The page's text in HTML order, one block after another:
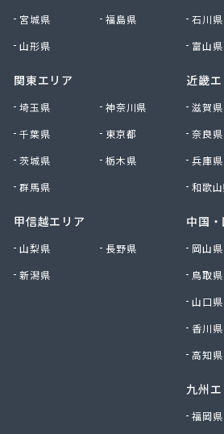
足利ガス事業組合配送センター
足利団地ガス株式会社
大塚プロパン
大田原エルピーガス保安センター
谷中田プロパン店
中央セントラルガス株式会社 宇
中央セントラルガス株式会社 那
町田屋商店出光興産大沢給油所
津吹商店
津田商店
田邊工業株式会社 佐野工場
田邊工業株式会社 足利営業所
東京ガスエネルギー株式会社 宇
宮城県
福島県
山形県
関東エリア
埼玉県
神奈川県
千葉県
東京都
茨城県
栃木県
群馬県
甲信越エリア
山梨県
長野県
新潟県
石川県
富山県
近畿エ
滋賀県
奈良県
兵庫県
和歌
中国
岡山県
鳥取県
山口県
香川県
高知県
九州エ
福岡県